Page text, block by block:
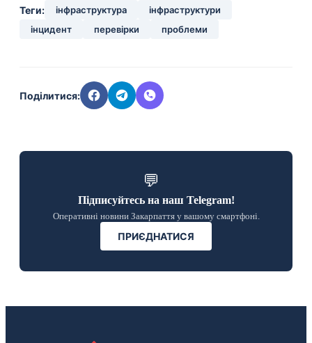
Теги: інфраструктура
інфраструктури
інцидент
перевірки проблеми
Поділитися:
💬
Підписуйтесь на наш Telegram!
Оперативні новини Закарпаття у вашому смартфоні.
ПРИЄДНАТИСЯ